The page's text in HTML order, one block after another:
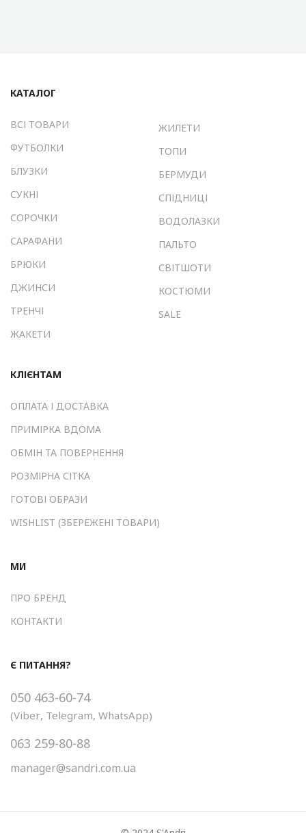
КАТАЛОГ
ВСІ ТОВАРИ
ФУТБОЛКИ
БЛУЗКИ
СУКНІ
СОРОЧКИ
САРАФАНИ
БРЮКИ
ДЖИНСИ
ТРЕНЧІ
ЖАКЕТИ
ЖИЛЕТИ
ТОПИ
БЕРМУДИ
СПІДНИЦІ
ВОДОЛАЗКИ
ПАЛЬТО
СВІТШОТИ
КОСТЮМИ
SALE
КЛІЄНТАМ
ОПЛАТА І ДОСТАВКА
ПРИМІРКА ВДОМА
ОБМІН ТА ПОВЕРНЕННЯ
РОЗМІРНА СІТКА
ГОТОВІ ОБРАЗИ
WISHLIST (ЗБЕРЕЖЕНІ ТОВАРИ)
МИ
ПРО БРЕНД
КОНТАКТИ
Є ПИТАННЯ?
050 463-60-74
(Viber, Telegram, WhatsApp)
063 259-80-88
manager@sandri.com.ua